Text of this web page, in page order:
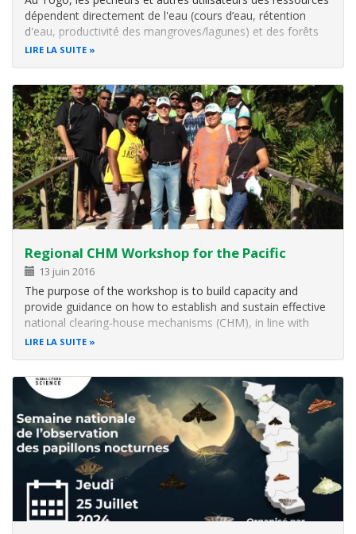
dépendent directement de l'eau (cours d’eau, rétention
d'eau, productivité des mangroves/lagunes) et des forêts
(bois énergie, produits de la cueillette, produits forestiers
Ces écosystèmes sont fortement dégradés, en
LIRE LA SUITE
Regional CHM Workshop for the Pacific
13 juin 2016
The purpose of the workshop is to build capacity and
provide guidance on how to establish and sustain effective
national clearing‑house mechanisms (CHM), in line with
decision X/15 and in support of the national biodiversity
LIRE LA SUITE